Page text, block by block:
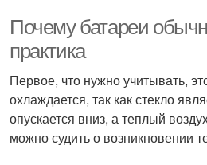
Почему батареи
практика
Первое, что нужно учитывать,
охлаждается, так как стекло
опускается вниз, а теплый
можно судить о возникновении